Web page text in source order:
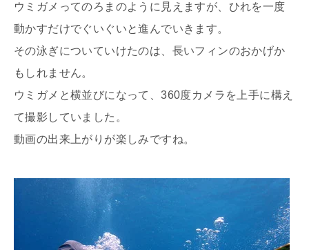
ウミガメってのろまのように見えますが、ひれを一度
動かすだけでぐいぐいと進んでいきます。
その泳ぎについていけたのは、長いフィンのおかげか
もしれません。
ウミガメと横並びになって、360度カメラを上手に構え
て撮影していました。
動画の出来上がりが楽しみですね。